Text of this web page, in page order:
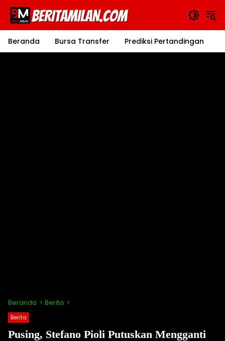
Langsung
konten
Beranda
Bursa Transfer Prediksi Pertandingan
Beranda Berita
Berita
Pusing, Stefano Pioli Putuskan Mengganti